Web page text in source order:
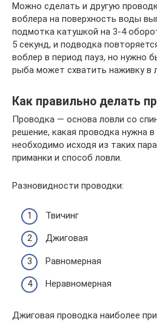
Можно сделать и другую
воблера на поверхность воды
подмотка катушкой на 3-4
5 секунд, и подводка
воблер в период пауз, но нужно
рыба может схватить наживку в
Как правильно делать
Проводка — основа ловли со
решение, какая проводка нужна
необходимо исходя из таких
приманки и способ ловли.
Разновидности проводки:
Твичинг
Джиговая
Равномерная
Неравномерная
Джиговая проводка наиболее